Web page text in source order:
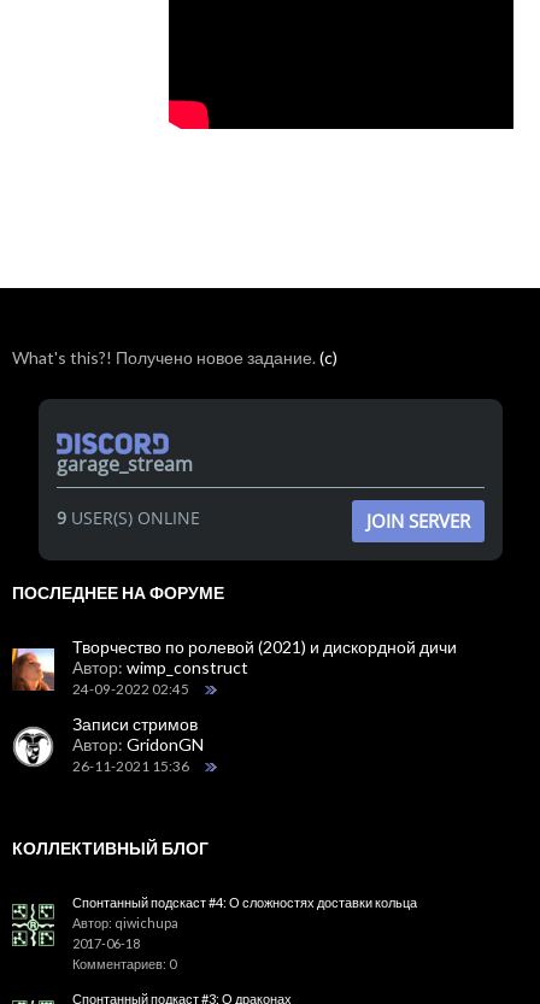
What's this?! Получено новое задание.(c)
garage_stream
9USER(S) ONLINE JOIN SERVER
ПОСЛЕДНЕЕ НА ФОРУМЕ
Творчество по ролевой (2021) и дискордной дичи
Автор: wimp_construct
24-09-2022 02:45
Записи стримов
Автор: GridonGN
26-11-2021 15:36
КОЛЛЕКТИВНЫЙ БЛОГ
Спонтанный подскаст #4: О сложностях доставки кольца
Автор: qiwichupa
2017-06-18
Комментариев: 0
Спонтанный подкаст #3: О драконах